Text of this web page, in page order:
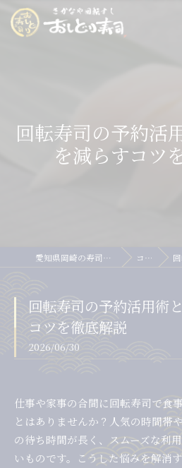
回転寿司の予約活
を減らすコツ
愛知県岡崎の寿司ならおしどり寿司 コラム 回
回転寿司の予約活用術
コツを徹底解説
2026/06/30
仕事や家事の合間に回転寿司で食
とはありませんか？人気の時間帯
の待ち時間が長く、スムーズな利
いものです。こうした悩みを解消